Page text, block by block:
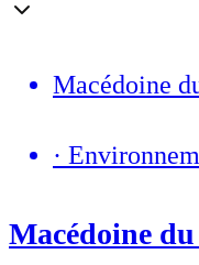
Macédoine
·
Macédoine